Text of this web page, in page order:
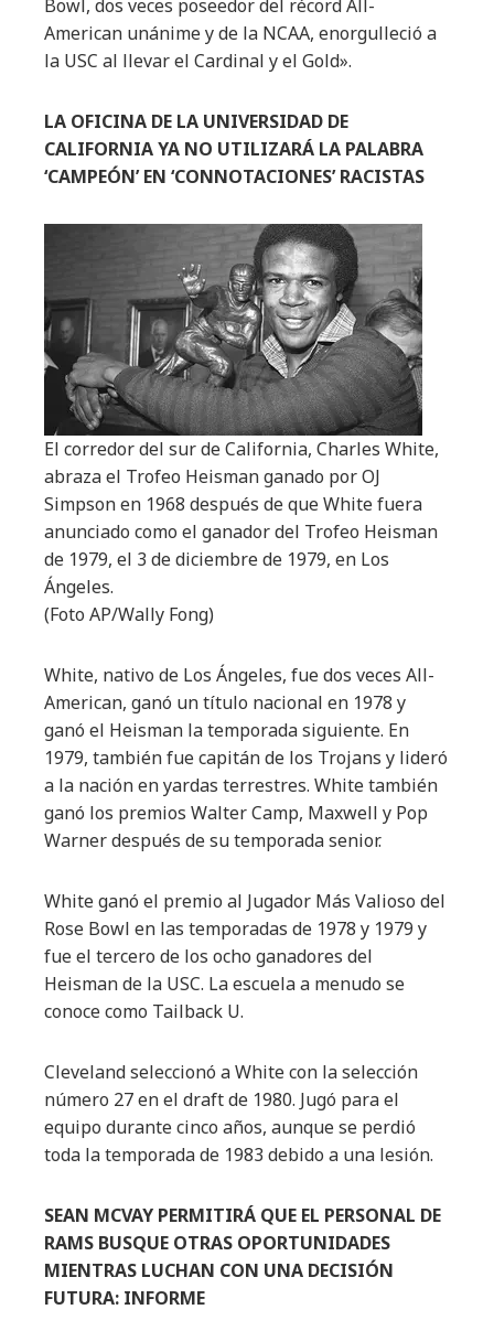
Bowl, dos veces poseedor del récord All-
American unánime y de la NCAA, enorgulleció a
la USC al llevar el Cardinal y el Gold».
LA OFICINA DE LA UNIVERSIDAD DE
CALIFORNIA YA NO UTILIZARÁ LA PALABRA
‘CAMPEÓN’ EN ‘CONNOTACIONES’ RACISTAS
El corredor del sur de California, Charles White,
abraza el Trofeo Heisman ganado por OJ
Simpson en 1968 después de que White fuera
anunciado como el ganador del Trofeo Heisman
de 1979, el 3 de diciembre de 1979, en Los
Ángeles.
(Foto AP/Wally Fong)
White, nativo de Los Ángeles, fue dos veces All-
American, ganó un título nacional en 1978 y
ganó el Heisman la temporada siguiente. En
1979, también fue capitán de los Trojans y lideró
a la nación en yardas terrestres. White también
ganó los premios Walter Camp, Maxwell y Pop
Warner después de su temporada senior.
White ganó el premio al Jugador Más Valioso del
Rose Bowl en las temporadas de 1978 y 1979 y
fue el tercero de los ocho ganadores del
Heisman de la USC. La escuela a menudo se
conoce como Tailback U.
Cleveland seleccionó a White con la selección
número 27 en el draft de 1980. Jugó para el
equipo durante cinco años, aunque se perdió
toda la temporada de 1983 debido a una lesión.
SEAN MCVAY PERMITIRÁ QUE EL PERSONAL DE
RAMS BUSQUE OTRAS OPORTUNIDADES
MIENTRAS LUCHAN CON UNA DECISIÓN
FUTURA: INFORME